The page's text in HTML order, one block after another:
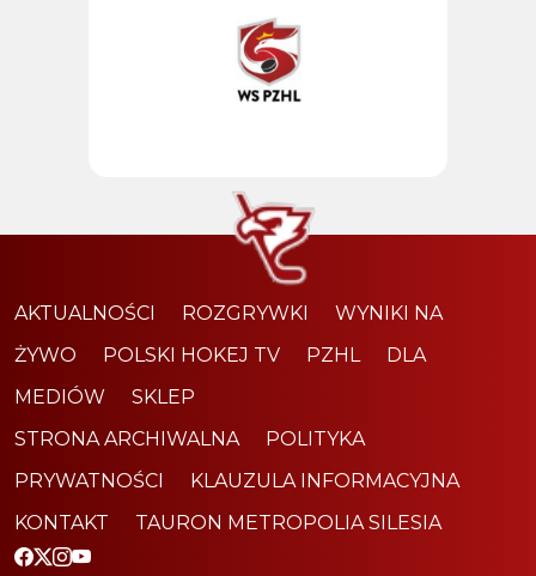
AKTUALNOŚCI ROZGRYWKI
WYNIKI NA
ŻYWO
POLSKI HOKEJ TV PZHL
DLA
MEDIÓW
SKLEP
STRONA ARCHIWALNA
POLITYKA
PRYWATNOŚCI
KLAUZULA INFORMACYJNA
KONTAKT
TAURON METROPOLIA SILESIA